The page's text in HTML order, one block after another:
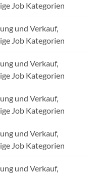
Job Kategorien
und Verkauf,
Job Kategorien
und Verkauf,
Job Kategorien
und Verkauf,
Job Kategorien
und Verkauf,
Job Kategorien
und Verkauf,